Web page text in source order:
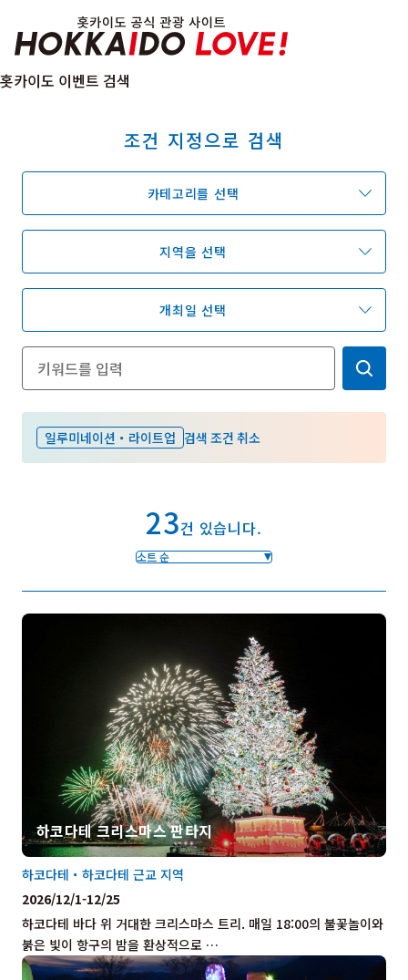
온천
지역 가이드
예약
홋카이도 둘러보기
여행 테마로 검색
7개의 국립공원
절경을 만나는 여행
기초지식
Insta
gram
YouT
ube
Insta
gram
영상갤러리
이용 규약
언어선택
홋카이도 이벤트 검색
조건 지정으로 검색
카테고리를 선택
지역을 선택
개최일 선택
일루미네이션・라이트업 검색 조건 취소
23건 있습니다.
소트 순
하코다테 크리스마스 판타지
하코다테 바다 위 거대한 크리스마스 트리. 매일 18:00의 불꽃놀이와
붉은 빛이 항구의 밤을 환상적으로 …
하코다테・하코다테 근교 지역
2026/12/1-12/25